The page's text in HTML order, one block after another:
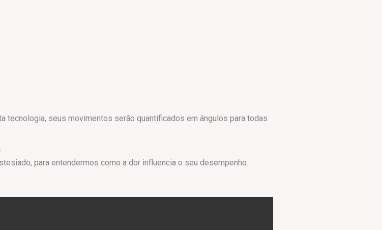
tecnologia, seus movimentos serão quantificados em ângulos para todas
para entendermos como a dor influencia o seu desempenho.